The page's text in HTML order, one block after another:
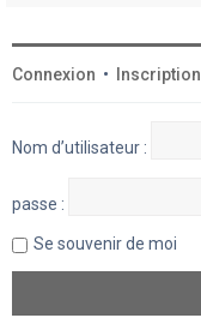
Connexion • Inscription
Nom d’utilisateur :
passe :
Se souvenir de moi